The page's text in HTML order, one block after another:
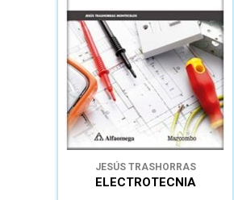
JESÚS TRASHORRAS
MONTECELOS
ELECTROTECNIA